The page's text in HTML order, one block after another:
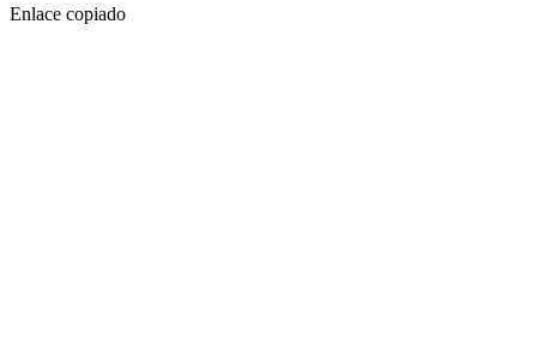
Enlace copiado